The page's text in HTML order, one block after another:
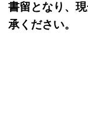
書留となり、
承ください。